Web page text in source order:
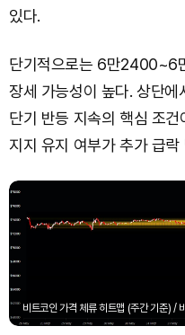
있다.
단기적으로는 6만2400~6
장세 가능성이 높다. 상단
단기 반등 지속의 핵심 조
지지 유지 여부가 추가 급
비트코인 가격 체류 히트맵 (주간 기준) /